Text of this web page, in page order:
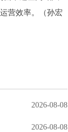
营效率。（孙宏
2026-08-08
2026-08-08